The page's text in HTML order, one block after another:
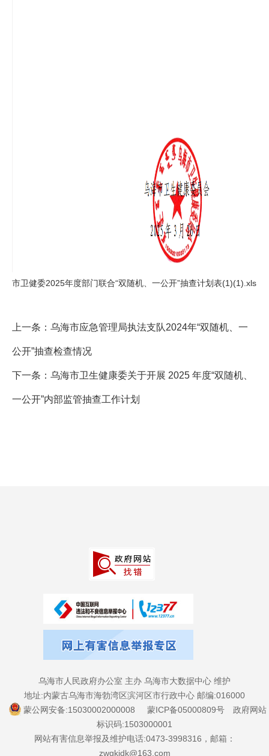
市卫健委2025年度部门联合“双随机、一公开”抽查计划表(1)(1).xls
上一条： 乌海市应急管理局执法支队2024年“双随机、一
公开”抽查检查情况
下一条： 乌海市卫生健康委关于开展 2025 年度“双随机、
一公开”内部监管抽查工作计划
乌海市人民政府办公室 主办 乌海市大数据中心 维护
地址:内蒙古乌海市海勃湾区滨河区市行政中心 邮编:016000
蒙公网安备:15030002000008
蒙ICP备05000809号
政府网站
标识码:1503000001
网站有害信息举报及维护电话:0473-3998316，邮箱：
zwgkjdk@163.com